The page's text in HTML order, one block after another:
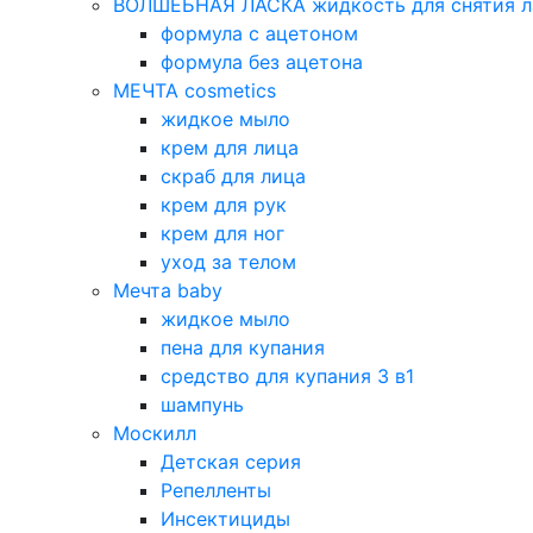
формула с ацетоном
формула без ацетона
МЕЧТА cosmetics
жидкое мыло
крем для лица
скраб для лица
крем для рук
крем для ног
уход за телом
Мечта baby
жидкое мыло
пена для купания
средство для купания 3 в1
шампунь
Москилл
Детская серия
Репелленты
Инсектициды